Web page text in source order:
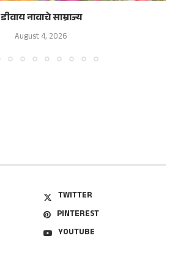
डीवाय नावाचे साम्राज्य
August 4, 2026
TWITTER
PINTEREST
YOUTUBE